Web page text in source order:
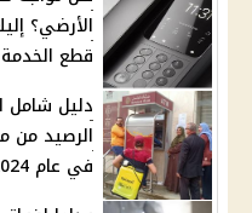
الأرضي؟
قطع الخدمة
دليل شامل
في عام 2024